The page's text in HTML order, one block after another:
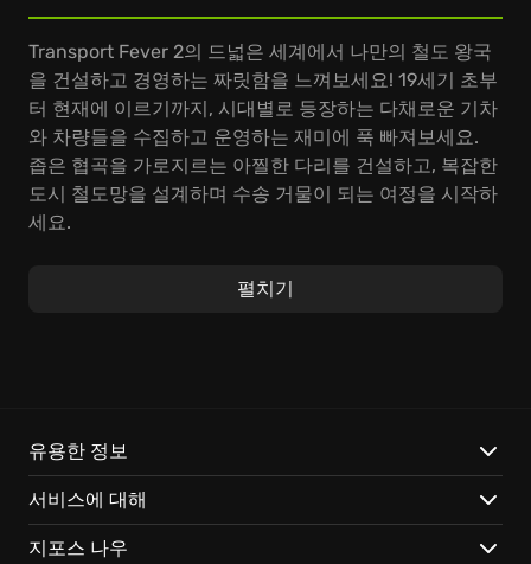
Transport Fever 2의 드넓은 세계에서 나만의 철도 왕국
을 건설하고 경영하는 짜릿함을 느껴보세요! 19세기 초부
터 현재에 이르기까지, 시대별로 등장하는 다채로운 기차
와 차량들을 수집하고 운영하는 재미에 푹 빠져보세요.
좁은 협곡을 가로지르는 아찔한 다리를 건설하고, 복잡한
도시 철도망을 설계하며 수송 거물이 되는 여정을 시작하
세요.
증기 기관차의 낭만부터 현대적인 고속 열차까지, 200여
만들어 보세요. 마치 '미로 찾기'처럼 복잡한 물류망을 헤
쳐나가는 쾌감을 맛볼 수 있습니다.
Transport Fever 2만의 특별한 매력:
펼치기
유용한 정보
서비스에 대해
지포스 나우